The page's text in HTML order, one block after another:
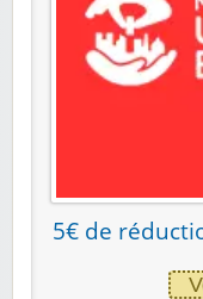
5€ de